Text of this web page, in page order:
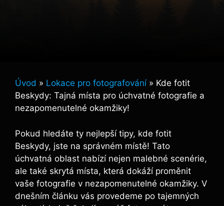
Úvod » Lokace pro fotografování » Kde fotit
Beskydy: Tajná místa pro úchvatné fotografie a
nezapomenutelné okamžiky!
Pokud hledáte ty nejlepší ‍tipy,​ kde fotit
Beskydy, jste na správném místě! Tato
úchvatná oblast nabízí nejen malebné scenérie,‌
ale také skrytá‌ místa, která⁢ dokáží proměnit
vaše fotografie v⁣ nezapomenutelné ‌okamžiky. V‌
dnešním článku vás provedeme ‍po tajemných